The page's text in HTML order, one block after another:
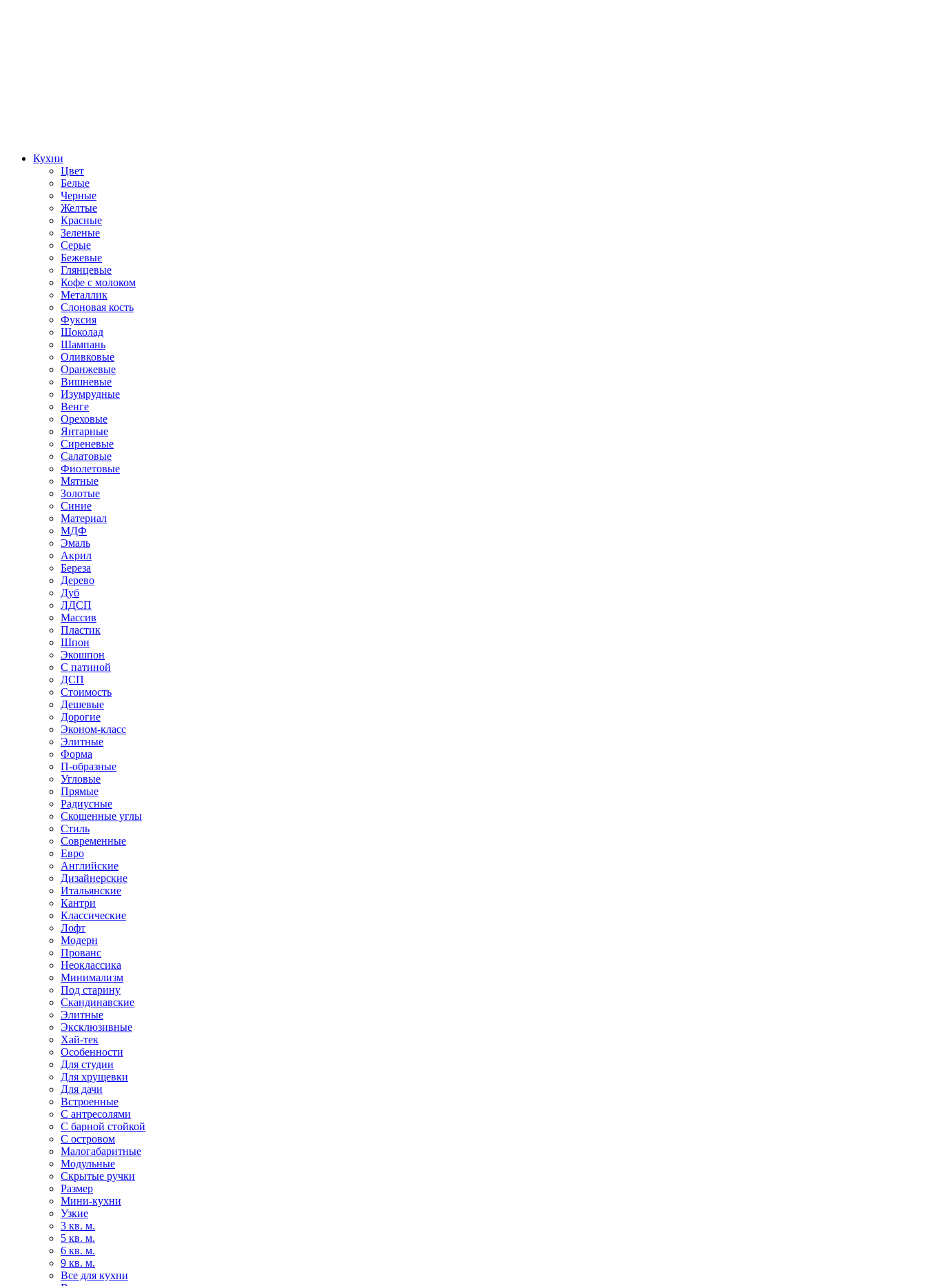
Кухни
Цвет
Белые
Черные
Желтые
Красные
Зеленые
Серые
Бежевые
Глянцевые
Кофе с молоком
Металлик
Слоновая кость
Фуксия
Шоколад
Шампань
Оливковые
Оранжевые
Вишневые
Изумрудные
Венге
Ореховые
Янтарные
Сиреневые
Салатовые
Фиолетовые
Мятные
Золотые
Синие
Материал
МДФ
Эмаль
Акрил
Береза
Дерево
Дуб
ЛДСП
Массив
Пластик
Шпон
Экошпон
С патиной
ДСП
Стоимость
Дешевые
Дорогие
Эконом-класс
Элитные
Форма
П-образные
Угловые
Прямые
Радиусные
Скошенные углы
Стиль
Современные
Евро
Английские
Дизайнерские
Итальянские
Кантри
Классические
Лофт
Модерн
Прованс
Неоклассика
Минимализм
Под старину
Скандинавские
Элитные
Эксклюзивные
Хай-тек
Особенности
Для студии
Для хрущевки
Для дачи
Встроенные
С антресолями
С барной стойкой
С островом
Малогабаритные
Модульные
Скрытые ручки
Размер
Мини-кухни
Узкие
3 кв. м.
5 кв. м.
6 кв. м.
9 кв. м.
Все для кухни